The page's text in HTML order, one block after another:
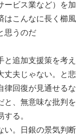
ービス業など）を加
はこんなに長く櫛風
思うのだ
と追加支援策を考え
丈夫じゃない。と悲
律回復が見通せるな
と、無意味な批判を
る。
い。日銀の景気判断